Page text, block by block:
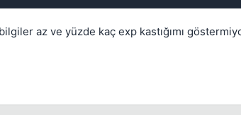
az ve yüzde kaç exp kastığımı